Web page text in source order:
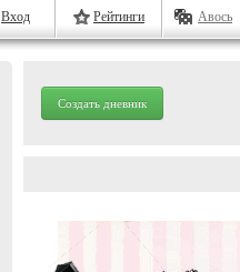
Вход Рейтинги Авось
Создать дневник